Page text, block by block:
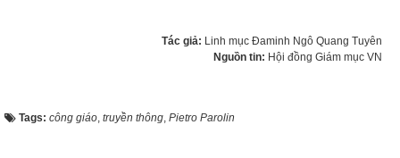
Tác giả: Linh mục Đaminh Ngô Quang Tuyên
Nguồn tin: Hội đồng Giám mục VN
Tags: công giáo, truyền thông, Pietro Parolin